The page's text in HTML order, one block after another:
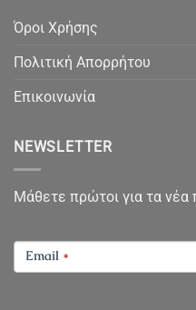
Όροι Χρήσης
Πολιτική Απορρήτου
Επικοινωνία
NEWSLETTER
Μάθετε πρώτοι για τα νέα
NEWSLETTER
Email *